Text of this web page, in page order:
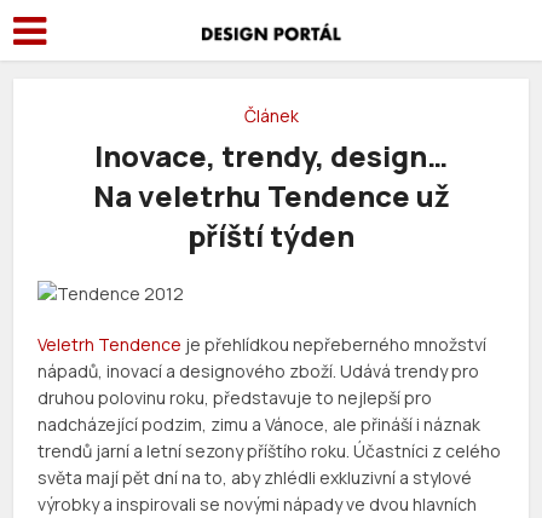
Článek
Inovace, trendy, design…
Na veletrhu Tendence už
příští týden
Veletrh Tendence je přehlídkou nepřeberného množství
nápadů, inovací a designového zboží. Udává trendy pro
druhou polovinu roku, představuje to nejlepší pro
nadcházející podzim, zimu a Vánoce, ale přináší i náznak
trendů jarní a letní sezony příštího roku. Účastníci z celého
světa mají pět dní na to, aby zhlédli exkluzivní a stylové
výrobky a inspirovali se novými nápady ve dvou hlavních